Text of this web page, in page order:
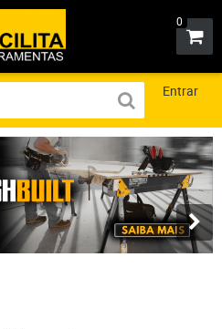
0
Entrar